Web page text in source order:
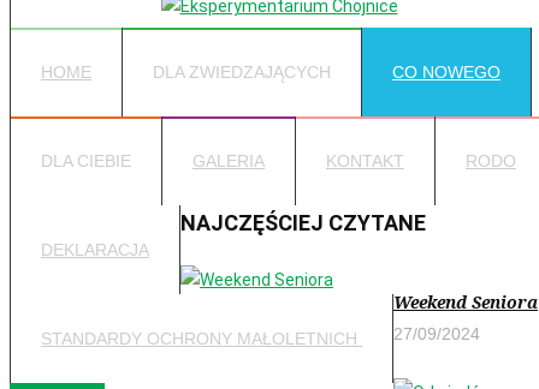
HOME DLA ZWIEDZAJĄCYCH CO NOWEGO
DLA CIEBIE GALERIA KONTAKT RODO
DEKLARACJA
STANDARDY OCHRONY MAŁOLETNICH
NAJCZĘŚCIEJ CZYTANE
Weekend Seniora
27/09/2024